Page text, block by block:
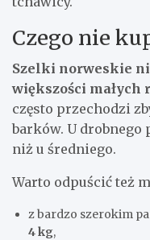
Czego nie
Szelki norweskie
większości małych
często przechodzi
barków. U drobnego
niż u średniego.
Warto odpuścić też
z bardzo szerokim
4 kg,